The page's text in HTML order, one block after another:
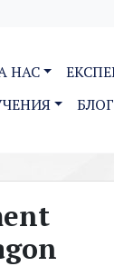
НАС
БЛОГ